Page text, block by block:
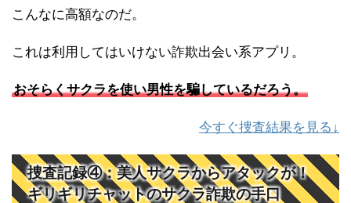
こんなに高額なのだ。
これは利用してはいけない詐欺出会い系アプリ。
おそらくサクラを使い男性を騙しているだろう。
今すぐ捜査結果を見る↓
捜査記録④：美人サクラからアタックが！
ギリギリチャットのサクラ詐欺の手口